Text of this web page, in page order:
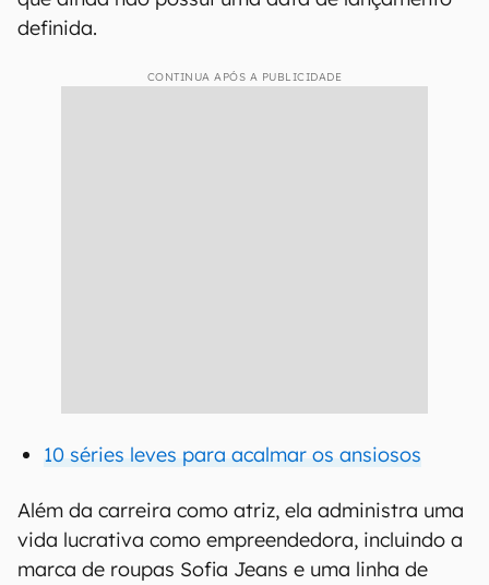
definida.
CONTINUA APÓS A PUBLICIDADE
10 séries leves para acalmar os ansiosos
Além da carreira como atriz, ela administra uma
vida lucrativa como empreendedora, incluindo a
marca de roupas Sofia Jeans e uma linha de